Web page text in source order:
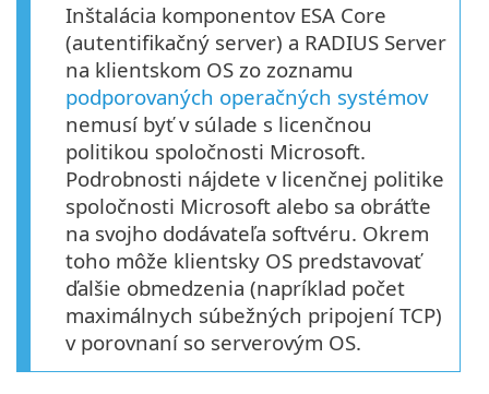
Inštalácia komponentov ESA Core
(autentifikačný server) a RADIUS Server
na klientskom OS zo zoznamu
podporovaných operačných systémov
nemusí byť v súlade s licenčnou
politikou spoločnosti Microsoft.
Podrobnosti nájdete v licenčnej politike
spoločnosti Microsoft alebo sa obráťte
na svojho dodávateľa softvéru. Okrem
toho môže klientsky OS predstavovať
ďalšie obmedzenia (napríklad počet
maximálnych súbežných pripojení TCP)
v porovnaní so serverovým OS.